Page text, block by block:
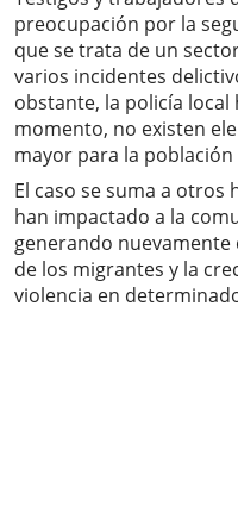
preocupación por la
que se trata de un
varios incidentes
obstante, la policía
momento, no existen
mayor para la población
El caso se suma a
han impactado a la
generando
de los migrantes y la
violencia en